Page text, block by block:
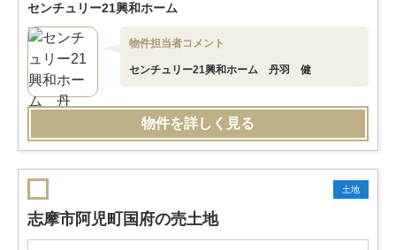
センチュリー21興和ホーム
物件担当者コメント
センチュリー21興和ホーム 丹羽 健
物件を詳しく見る
土地
志摩市阿児町国府の売土地